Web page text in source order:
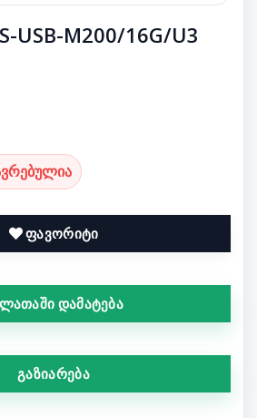
USB-M200/16G/U3
ფავორიტი
დამატება
გაზიარება